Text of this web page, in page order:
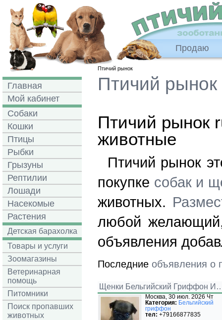
Продаю
Главная
Мой кабинет
Собаки
Кошки
Птицы
Рыбки
Грызуны
Рептилии
Лошади
Насекомые
Растения
Детская барахолка
Товары и услуги
Зоомагазины
Ветеринарная
помощь
Питомники
Поиск пропавших
животных
Птичий рынок
Птичий
Птичий рынок
животные
Птичий рынок
покупке собак и
животных.
любой
объявления
Последние объявления о
Щенки Бельгийский Гриффон
Москва, 30 июл. 2026 Чт
Категория: Бельгийский
гриффон
тел: +79166877835